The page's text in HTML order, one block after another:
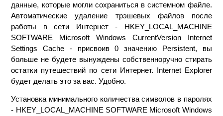
данные, которые могли сохраниться в системном файле.
Автоматические удаление трэшевых файлов после
работы в сети Интернет - HKEY_LOCAL_MACHINE
SOFTWARE Microsoft Windows CurrentVersion Internet
Settings Cache - присвоив 0 значению Persistent, вы
больше не будете вынуждены собственноручно стирать
остатки путешествий по сети Интернет. Internet Explorer
будет делать это за вас. Удобно.
Установка минимального количества символов в паролях
- HKEY_LOCAL_MACHINE SOFTWARE Microsoft Windows